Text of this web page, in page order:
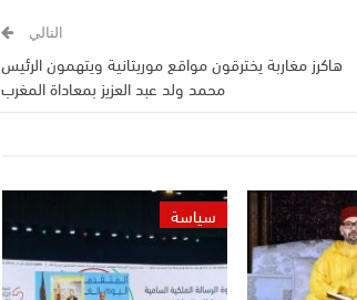
التالي
هاكرز مغاربة يخترقون مواقع موريتانية ويتهمون الرئيس
محمد ولد عبد العزيز بمعاداة المغرب
سياسة